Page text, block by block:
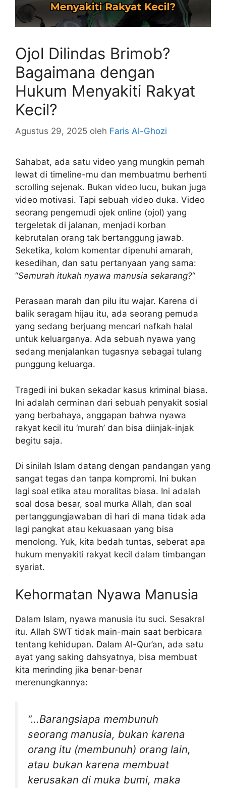
Ojol Dilindas Brimob?
Bagaimana dengan
Hukum Menyakiti Rakyat
Kecil?
Agustus 29, 2025 oleh Faris Al-Ghozi
Sahabat, ada satu video yang mungkin pernah
lewat di timeline-mu dan membuatmu berhenti
scrolling sejenak. Bukan video lucu, bukan juga
video motivasi. Tapi sebuah video duka. Video
seorang pengemudi ojek online (ojol) yang
tergeletak di jalanan, menjadi korban
kebrutalan orang tak bertanggung jawab.
Seketika, kolom komentar dipenuhi amarah,
kesedihan, dan satu pertanyaan yang sama:
“Semurah itukah nyawa manusia sekarang?“
Perasaan marah dan pilu itu wajar. Karena di
balik seragam hijau itu, ada seorang pemuda
yang sedang berjuang mencari nafkah halal
untuk keluarganya. Ada sebuah nyawa yang
sedang menjalankan tugasnya sebagai tulang
punggung keluarga.
Tragedi ini bukan sekadar kasus kriminal biasa.
Ini adalah cerminan dari sebuah penyakit sosial
yang berbahaya, anggapan bahwa nyawa
rakyat kecil itu ‘murah’ dan bisa diinjak-injak
begitu saja.
Di sinilah Islam datang dengan pandangan yang
sangat tegas dan tanpa kompromi. Ini bukan
lagi soal etika atau moralitas biasa. Ini adalah
soal dosa besar, soal murka Allah, dan soal
pertanggungjawaban di hari di mana tidak ada
lagi pangkat atau kekuasaan yang bisa
menolong. Yuk, kita bedah tuntas, seberat apa
hukum menyakiti rakyat kecil dalam timbangan
syariat.
Kehormatan Nyawa Manusia
Dalam Islam, nyawa manusia itu suci. Sesakral
itu. Allah SWT tidak main-main saat berbicara
tentang kehidupan. Dalam Al-Qur’an, ada satu
ayat yang saking dahsyatnya, bisa membuat
kita merinding jika benar-benar
merenungkannya:
“…Barangsiapa membunuh
seorang manusia, bukan karena
orang itu (membunuh) orang lain,
atau bukan karena membuat
kerusakan di muka bumi, maka